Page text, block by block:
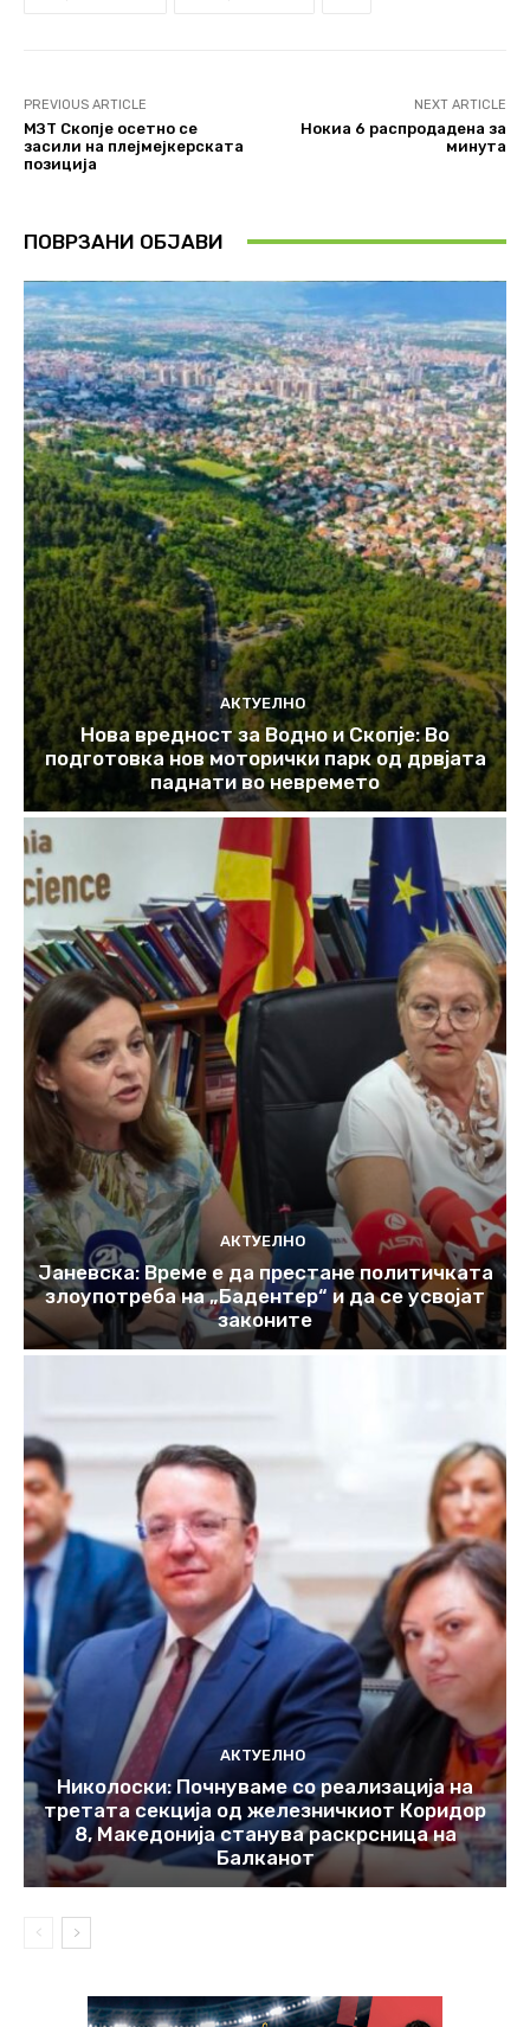
PREVIOUS ARTICLE
МЗТ Скопје осетно се
засили на плејмејкерската
позиција
NEXT ARTICLE
Нокиа 6 распродадена за
минута
ПОВРЗАНИ ОБЈАВИ
АКТУЕЛНО
Нова вредност за Водно и Скопје: Во
подготовка нов моторички парк од дрвјата
паднати во невремето
АКТУЕЛНО
Јаневска: Време е да престане политичката
злоупотреба на „Бадентер“ и да се усвојат
законите
АКТУЕЛНО
Николоски: Почнуваме со реализација на
третата секција од железничкиот Коридор
8, Македонија станува раскрсница на
Балканот